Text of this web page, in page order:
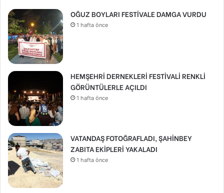
OĞUZ BOYLARI FESTİVALE DAMGA VURDU
1 hafta önce
HEMŞEHRİ DERNEKLERİ FESTİVALİ RENKLİ
GÖRÜNTÜLERLE AÇILDI
1 hafta önce
VATANDAŞ FOTOĞRAFLADI, ŞAHİNBEY
ZABITA EKİPLERİ YAKALADI
1 hafta önce